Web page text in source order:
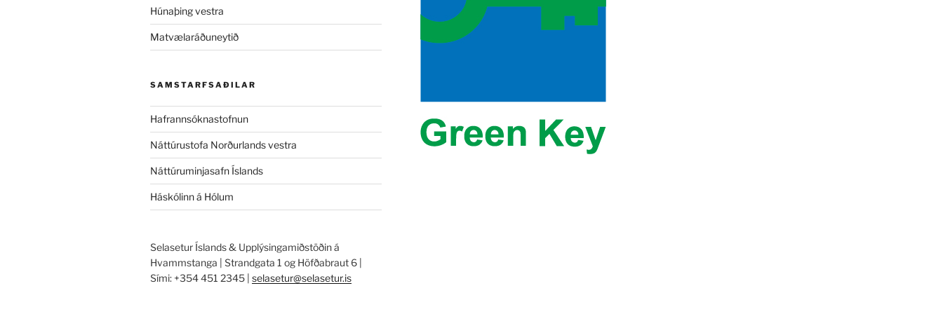
Húnaþing vestra
Matvælaráðuneytið
SAMSTARFSAÐILAR
Hafrannsóknastofnun
Náttúrustofa Norðurlands vestra
Náttúruminjasafn Íslands
Háskólinn á Hólum
Selasetur Íslands & Upplýsingamiðstöðin á
Hvammstanga | Strandgata 1 og Höfðabraut 6 |
Sími: +354 451 2345 | selasetur@selasetur.is